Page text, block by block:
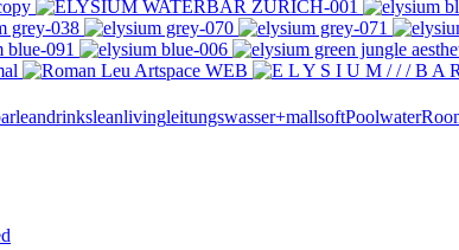
leandrinksleanlivingleitungswasser+mallsoftPoolwater